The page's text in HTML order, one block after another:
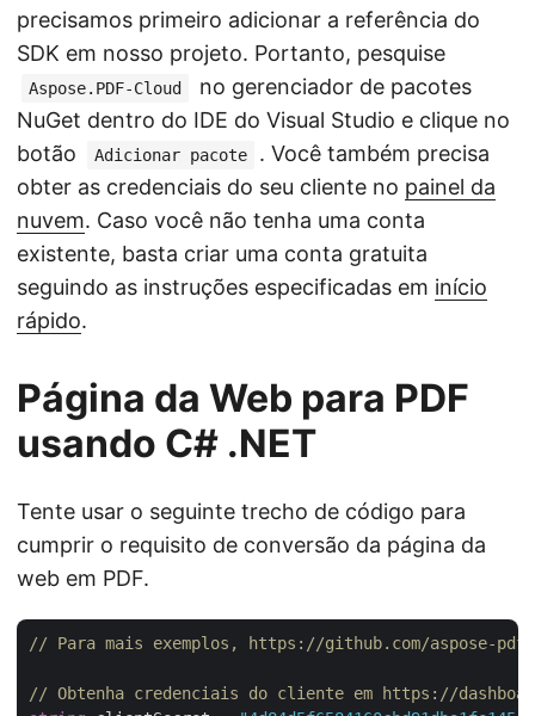
precisamos primeiro adicionar a referência do
SDK em nosso projeto. Portanto, pesquise
Aspose.PDF-Cloud
no gerenciador de pacotes
NuGet dentro do IDE do Visual Studio e clique no
botão
Adicionar pacote
. Você também precisa
obter as credenciais do seu cliente no painel da
nuvem. Caso você não tenha uma conta
existente, basta criar uma conta gratuita
seguindo as instruções especificadas em início
rápido.
Página da Web para PDF
usando C# .NET
Tente usar o seguinte trecho de código para
cumprir o requisito de conversão da página da
web em PDF.
// Para mais exemplos, https://github.com/aspose-
// Obtenha credenciais do cliente em https://